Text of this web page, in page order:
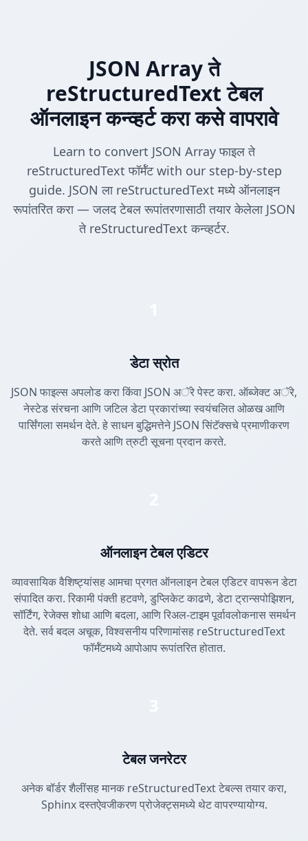
JSON Array ते
reStructuredText टेबल
ऑनलाइन कन्व्हर्ट करा कसे वापरावे
Learn to convert JSON Array फाइल ते
reStructuredText फॉर्मॅट with our step-by-step
guide. JSON ला reStructuredText मध्ये ऑनलाइन
रूपांतरित करा — जलद टेबल रूपांतरणासाठी तयार केलेला JSON
ते reStructuredText कन्व्हर्टर.
डेटा स्रोत
JSON फाइल्स अपलोड करा किंवा JSON अॅरे पेस्ट करा. ऑब्जेक्ट अॅरे,
नेस्टेड संरचना आणि जटिल डेटा प्रकारांच्या स्वयंचलित ओळख आणि
पार्सिंगला समर्थन देते. हे साधन बुद्धिमत्तेने JSON सिंटॅक्सचे प्रमाणीकरण
करते आणि त्रुटी सूचना प्रदान करते.
ऑनलाइन टेबल एडिटर
व्यावसायिक वैशिष्ट्यांसह आमचा प्रगत ऑनलाइन टेबल एडिटर वापरून डेटा
संपादित करा. रिकामी पंक्ती हटवणे, डुप्लिकेट काढणे, डेटा ट्रान्सपोझिशन,
सॉर्टिंग, रेजेक्स शोधा आणि बदला, आणि रिअल-टाइम पूर्वावलोकनास समर्थन
देते. सर्व बदल अचूक, विश्वसनीय परिणामांसह reStructuredText
फॉर्मॅटमध्ये आपोआप रूपांतरित होतात.
टेबल जनरेटर
अनेक बॉर्डर शैलींसह मानक reStructuredText टेबल्स तयार करा,
Sphinx दस्तऐवजीकरण प्रोजेक्ट्समध्ये थेट वापरण्यायोग्य.